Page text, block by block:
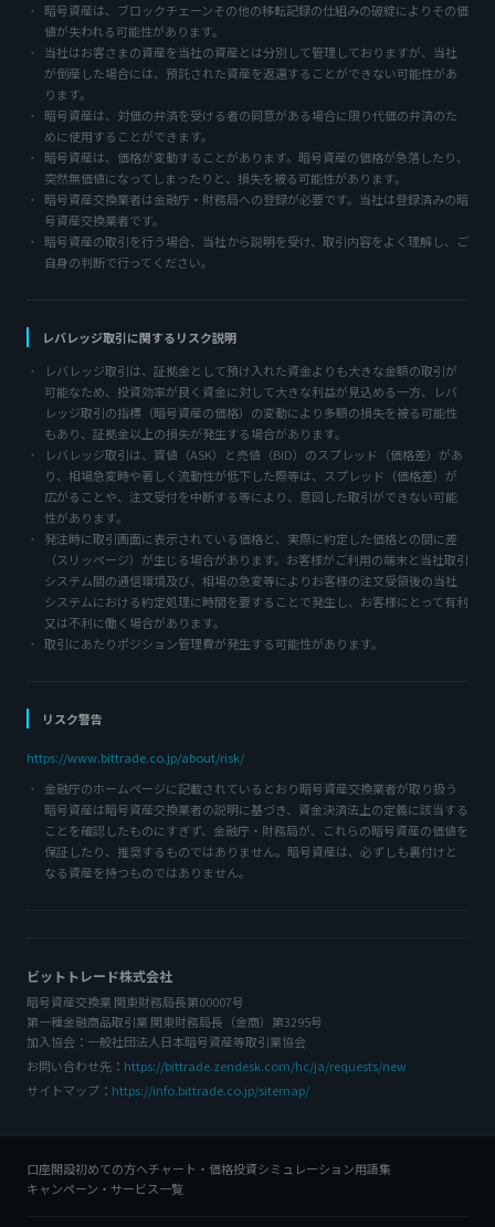
暗号資産は、ブロックチェーンその他の移転記録の仕組みの破綻によりその価
値が失われる可能性があります。
当社はお客さまの資産を当社の資産とは分別して管理しておりますが、当社
が倒産した場合には、預託された資産を返還することができない可能性があ
ります。
暗号資産は、対価の弁済を受ける者の同意がある場合に限り代価の弁済のた
めに使用することができます。
暗号資産は、価格が変動することがあります。暗号資産の価格が急落したり、
突然無価値になってしまったりと、損失を被る可能性があります。
暗号資産交換業者は金融庁・財務局への登録が必要です。当社は登録済みの暗
号資産交換業者です。
暗号資産の取引を行う場合、当社から説明を受け、取引内容をよく理解し、ご
自身の判断で行ってください。
レバレッジ取引に関するリスク説明
レバレッジ取引は、証拠金として預け入れた資金よりも大きな金額の取引が
可能なため、投資効率が良く資金に対して大きな利益が見込める一方、レバ
レッジ取引の指標（暗号資産の価格）の変動により多額の損失を被る可能性
もあり、証拠金以上の損失が発生する場合があります。
レバレッジ取引は、買値（ASK）と売値（BID）のスプレッド（価格差）があ
り、相場急変時や著しく流動性が低下した際等は、スプレッド（価格差）が
広がることや、注文受付を中断する等により、意図した取引ができない可能
性があります。
発注時に取引画面に表示されている価格と、実際に約定した価格との間に差
（スリッページ）が生じる場合があります。お客様がご利用の端末と当社取引
システム間の通信環境及び、相場の急変等によりお客様の注文受領後の当社
システムにおける約定処理に時間を要することで発生し、お客様にとって有利
又は不利に働く場合があります。
取引にあたりポジション管理費が発生する可能性があります。
リスク警告
https://www.bittrade.co.jp/about/risk/
金融庁のホームページに記載されているとおり暗号資産交換業者が取り扱う
暗号資産は暗号資産交換業者の説明に基づき、資金決済法上の定義に該当する
ことを確認したものにすぎず、金融庁・財務局が、これらの暗号資産の価値を
保証したり、推奨するものではありません。暗号資産は、必ずしも裏付けと
なる資産を持つものではありません。
ビットトレード株式会社
暗号資産交換業 関東財務局長第00007号
第一種金融商品取引業 関東財務局長（金商）第3295号
加入協会：一般社団法人日本暗号資産等取引業協会
お問い合わせ先： https://bittrade.zendesk.com/hc/ja/requests/new
サイトマップ： https://info.bittrade.co.jp/sitemap/
口座開設初めての方へチャート・価格投資シミュレーション用語集
キャンペーン・サービス一覧